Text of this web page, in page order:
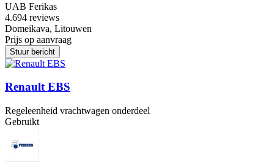
UAB Ferikas
4.694 reviews
Domeikava, Litouwen
Prijs op aanvraag
Stuur bericht
Renault EBS
Regeleenheid vrachtwagen onderdeel
Gebruikt